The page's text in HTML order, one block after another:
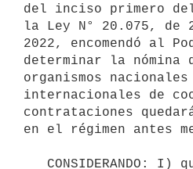
del inciso primero
la Ley N° 20.075, de
2022, encomendó al
determinar la nómina
organismos nacionales
internacionales de
contrataciones
en el régimen antes